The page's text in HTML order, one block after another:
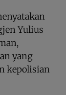
Yulius
yang
kepolisian